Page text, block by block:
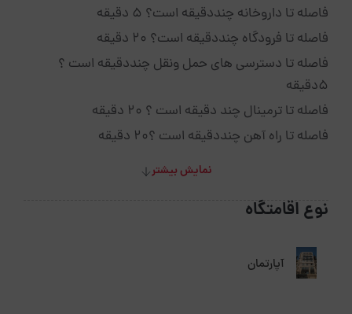
فاصله تا داروخانه چنددقیقه است؟ 5 دقیقه
فاصله تا فرودگاه چنددقیقه است؟ 20 دقیقه
فاصله تا دسترسی های حمل ونقل چنددقیقه است ؟
5دقیقه
فاصله تا ترمینال چند دقیقه است ؟ 20 دقیقه
فاصله تا راه آهن چنددقیقه است ؟20 دقیقه
نمایش بیشتر
نوع اقامتگاه
آپارتمان